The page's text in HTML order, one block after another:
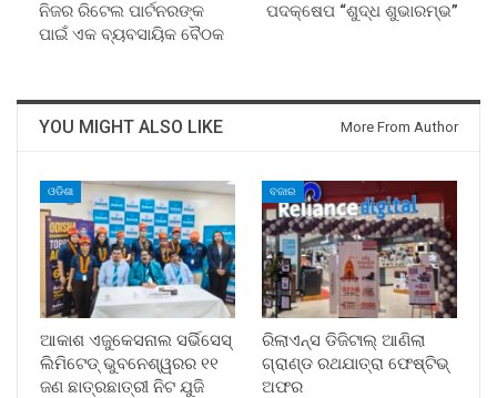
ନିଜର ରିଟେଲ ପାର୍ଟନରଙ୍କ
ପାଇଁ ଏକ ବ୍ୟବସାୟିକ ବୈଠକ
ପଦକ୍ଷେପ “ଶୁଦ୍ଧ ଶୁଭାରମ୍ଭ”
YOU MIGHT ALSO LIKE More From Author
ଓଡିଶା
ଆକାଶ ଏଜୁକେସନାଲ ସର୍ଭିସେସ୍
ଲିମିଟେଡ୍ ଭୁବନେଶ୍ୱରର ୧୧
ଜଣ ଛାତ୍ରଛାତ୍ରୀ ନିଟ ଯୁଜି
ବଜାର
ରିଲାଏନ୍ସ ଡିଜିଟାଲ୍ ଆଣିଲା
ଗ୍ରାଣ୍ଡ ରଥଯାତ୍ରା ଫେଷ୍ଟିଭ୍
ଅଫର